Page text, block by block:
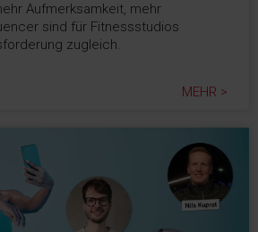
Aufmerksamkeit, mehr
sind für Fitnessstudios
zugleich.
MEHR >